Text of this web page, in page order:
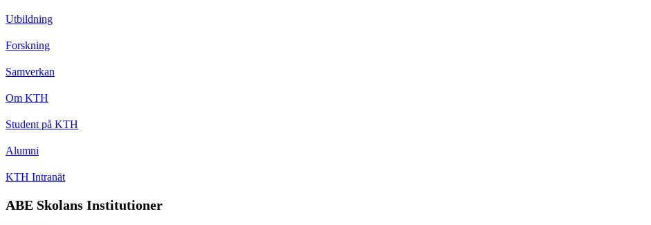
Utbildning
Forskning
Samverkan
Om KTH
Student på KTH
Alumni
KTH Intranät
ABE Skolans Institutioner